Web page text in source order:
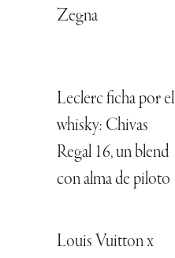
Zegna
Leclerc ficha por el
whisky: Chivas
Regal 16, un blend
con alma de piloto
Louis Vuitton x